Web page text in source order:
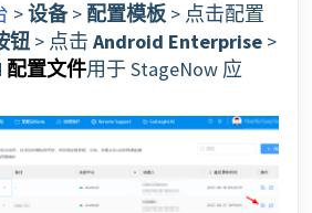
>设备> 配置模板 > 点击配置
钮 > 点击 Android Enterprise >
配置文件用于 StageNow 应